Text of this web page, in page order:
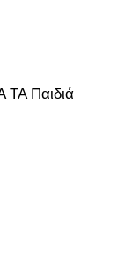
ΤΑ Παιδιά